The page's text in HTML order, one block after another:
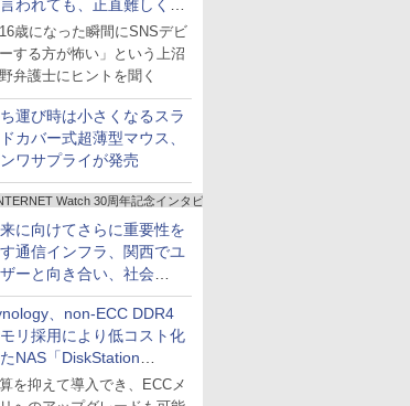
われても、正直難しくな
ですか？
16歳になった瞬間にSNSデビ
する方が怖い」という上沼
弁護士にヒントを聞く
運び時は小さくなるスラ
カバー式超薄型マウス、
ワサプライが発売
Watch 30周年記念インタビュー
に向けてさらに重要性を
通信インフラ、関西でユ
ーと向き合い、社会
あたらしい”を起動し続け
オプテージ
、non-ECC DDR4
モリ採用により低コスト化
たNAS「DiskStation
」シリーズ
を抑えて導入でき、ECCメ